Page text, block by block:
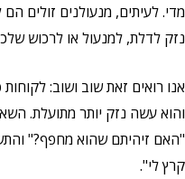
מדי. לעיתים, מנעולנים זולים
נזק לדלת, למנעול או לרכוש
אנו רואים זאת שוב ושוב: לקוחות
והוא עשה נזק יותר מתועלת.
"האם זיהיתם שהוא מחפף?"
קרץ לי".